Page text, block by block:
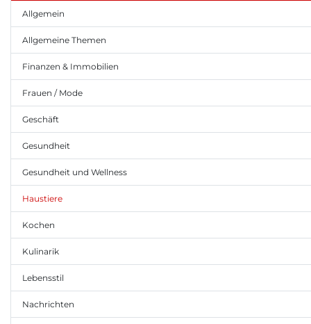
Allgemein
Allgemeine Themen
Finanzen & Immobilien
Frauen / Mode
Geschäft
Gesundheit
Gesundheit und Wellness
Haustiere
Kochen
Kulinarik
Lebensstil
Nachrichten